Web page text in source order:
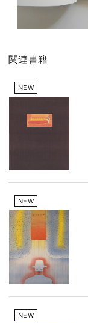
関連書籍
NEW
NEW
NEW